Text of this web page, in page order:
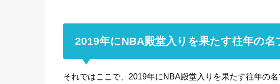
2019年にNBA殿堂入りを果たす往年の名
それではここで、2019年にNBA殿堂入りを果たす往年の